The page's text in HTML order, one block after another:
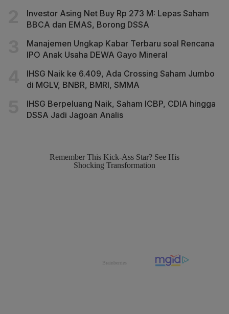
Investor Asing Net Buy Rp 273 M: Lepas Saham
BBCA dan EMAS, Borong DSSA
Manajemen Ungkap Kabar Terbaru soal Rencana
IPO Anak Usaha DEWA Gayo Mineral
IHSG Naik ke 6.409, Ada Crossing Saham Jumbo
di MGLV, BNBR, BMRI, SMMA
IHSG Berpeluang Naik, Saham ICBP, CDIA hingga
DSSA Jadi Jagoan Analis